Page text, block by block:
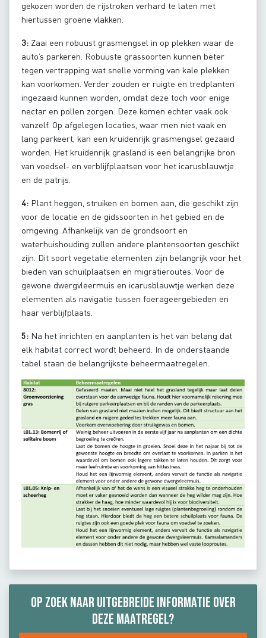
gekozen worden de rijstroken verhard te laten met
hiertussen groene vlakken.
3: Zaai een robuust grasmengsel in op plekken waar de
auto’s parkeren. Robuuste grassoorten kunnen beter
tegen vertrapping wat snelle vorming van kale plekken
kan voorkomen. Verder zouden er ruigte en tredplanten
ingezaaid kunnen worden, omdat deze toch voor enige
nectar en pollen zorgen. Deze komen echter vaak ook
vanzelf. Op afgelegen locaties, waar men niet vaak en
lang parkeert, kan een kruidenrijk grasmengsel gezaaid
worden. Het kruidenrijk grasland is een belangrijke bron
van voedsel- en verblijfplaatsen voor het icarusblauwtje
en de patrijs.
4: Plant heggen, struiken en bomen aan, die geschikt zijn
voor de locatie en de gidssoorten in het gebied en de
omgeving. Afhankelijk van de grondsoort en
waterhuishouding zullen andere plantensoorten geschikt
zijn. Dit soort vegetatie elementen zijn belangrijk voor het
bieden van schuilplaatsen en migratieroutes. Voor de
gewone dwergvleermuis en icarusblauwtje werken deze
elementen als navigatie tussen foerageergebieden en
haar verblijfplaats.
5: Na het inrichten en aanplanten is het van belang dat
elk habitat correct wordt beheerd. In de onderstaande
tabel staan de belangrijkste beheermaatregelen.
Op zoek naar uitgebreide informatie over
deze maatregel?